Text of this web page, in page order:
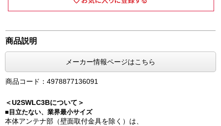
商品説明
メーカー情報ページはこちら
商品コード：4978877136091
＜U2SWLC3Bについて＞
■目立たない、業界最小サイズ
本体アンテナ部（壁面取付金具を除く）は、